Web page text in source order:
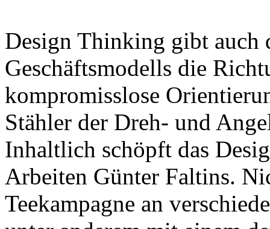
Design Thinking gibt auch
Geschäftsmodells die
kompromisslose
Stähler der Dreh- und
Inhaltlich schöpft das
Arbeiten Günter Faltins.
Teekampagne an